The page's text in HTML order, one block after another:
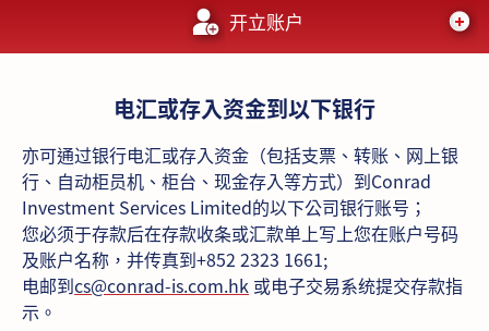
开立账户
电汇或存入资金到以下银行
亦可通过银行电汇或存入资金（包括支票、转账、网上银
行、自动柜员机、柜台、现金存入等方式）到Conrad
Investment Services Limited的以下公司银行账号；
您必须于存款后在存款收条或汇款单上写上您在账户号码
及账户名称，并传真到+852 2323 1661;
电邮到cs@conrad-is.com.hk 或电子交易系统提交存款指
示。